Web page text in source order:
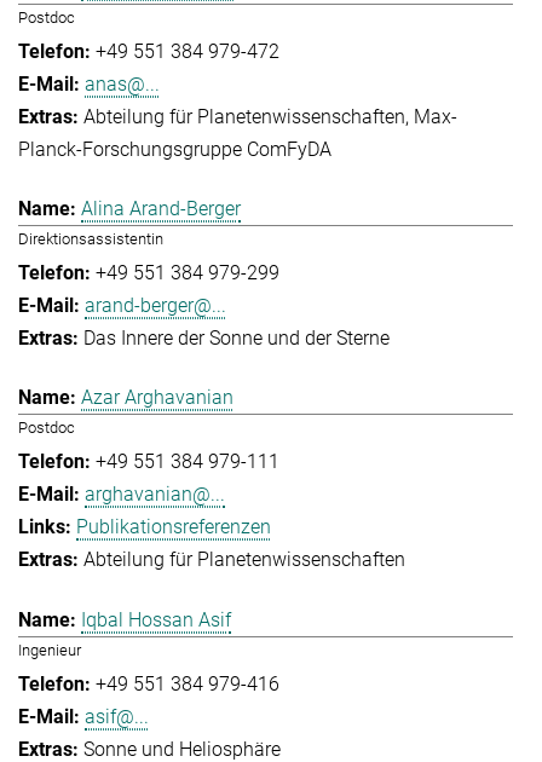
Postdoc
+49 551 384 979-472
anas@...
Abteilung für Planetenwissenschaften Max-
Planck-Forschungsgruppe ComFyDA
Alina Arand-Berger
Direktionsassistentin
+49 551 384 979-299
arand-berger@...
Das Innere der Sonne und der Sterne
Azar Arghavanian
Postdoc
+49 551 384 979-111
arghavanian@...
Publikationsreferenzen
Abteilung für Planetenwissenschaften
Iqbal Hossan Asif
Ingenieur
+49 551 384 979-416
asif@...
Sonne und Heliosphäre